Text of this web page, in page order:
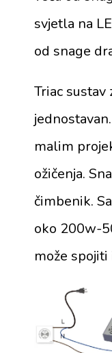
svjetla na
od snage
Triac sustav
malim
ožičenja.
čimbenik.
oko 200w-
može spojiti